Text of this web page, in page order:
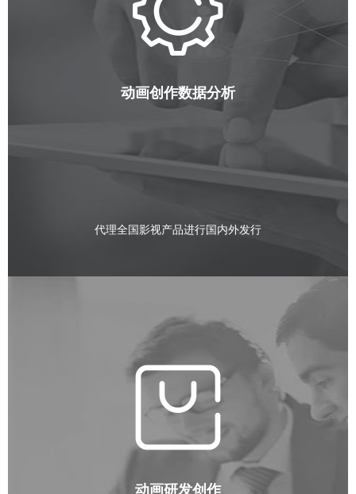
动画创作数据分析
代理全国影视产品进行国内外发行
动画研发创作